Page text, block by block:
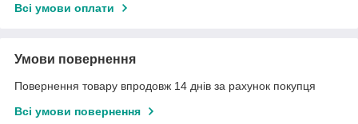
Всі умови оплати
Умови повернення
Повернення товару впродовж 14 днів за рахунок покупця
Всі умови повернення